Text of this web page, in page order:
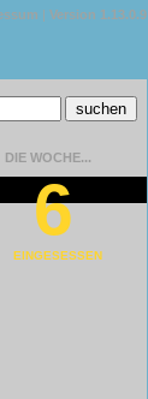
| Version 1.13.0.9
DIE WOCHE...
6
EINGESESSEN